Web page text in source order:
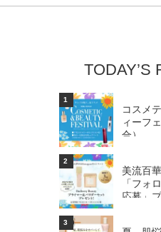
TODAY’S
1
コスメ
ィーフ
合）
2
美流百
「フォ
応募」
3